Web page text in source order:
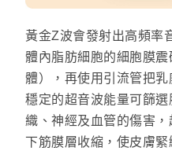
黃金Z波會發射出高頻率
體內脂肪細胞的細胞膜
體），再使用引流管把乳
穩定的超音波能量可篩
織、神經及血管的傷害
下筋膜層收縮，使皮膚